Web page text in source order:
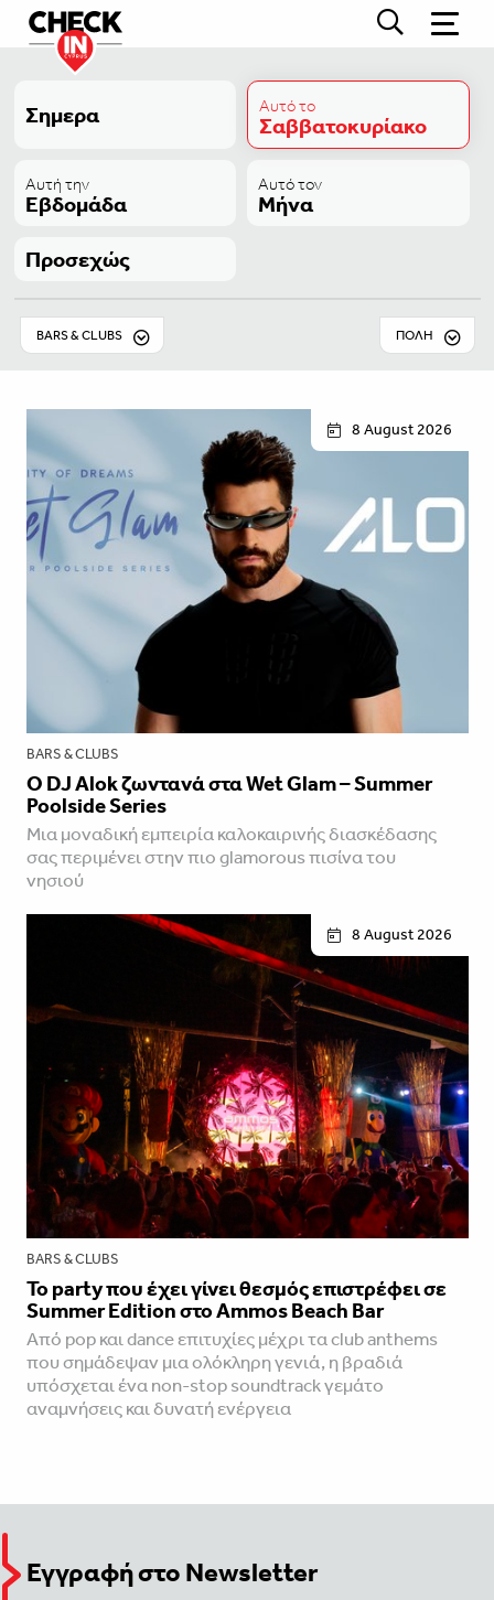
Σημερα Αυτό το
Σαββατοκυρίακο
Αυτή την
Εβδομάδα
Αυτό τον
Μήνα
Προσεχώς
BARS & CLUBS ΠΟΛΗ
8 August 2026
BARS & CLUBS
Ο DJ Alok ζωντανά στα Wet Glam – Summer
Poolside Series
Μια μοναδική εμπειρία καλοκαιρινής διασκέδασης
σας περιμένει στην πιο glamorous πισίνα του
νησιού
8 August 2026
BARS & CLUBS
Το party που έχει γίνει θεσμός επιστρέφει σε
Summer Edition στο Ammos Beach Bar
Από pop και dance επιτυχίες μέχρι τα club anthems
που σημάδεψαν μια ολόκληρη γενιά, η βραδιά
υπόσχεται ένα non-stop soundtrack γεμάτο
αναμνήσεις και δυνατή ενέργεια
Εγγραφή στο Newsletter